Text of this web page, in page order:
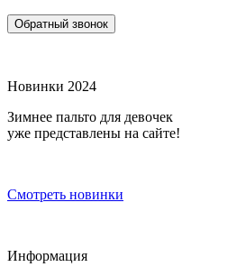
Обратный звонок
Новинки 2024
Зимнее пальто для девочек
уже представлены на сайте!
Смотреть новинки
Информация